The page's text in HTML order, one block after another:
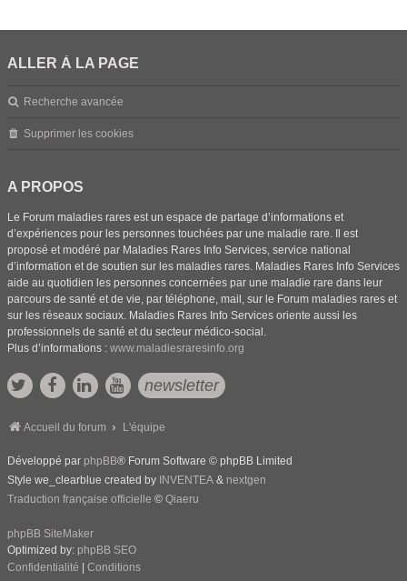
ALLER À LA PAGE
Recherche avancée
Supprimer les cookies
A PROPOS
Le Forum maladies rares est un espace de partage d’informations et
d’expériences pour les personnes touchées par une maladie rare. Il est
proposé et modéré par Maladies Rares Info Services, service national
d’information et de soutien sur les maladies rares. Maladies Rares Info Services
aide au quotidien les personnes concernées par une maladie rare dans leur
parcours de santé et de vie, par téléphone, mail, sur le Forum maladies rares et
sur les réseaux sociaux. Maladies Rares Info Services oriente aussi les
professionnels de santé et du secteur médico-social.
Plus d’informations : www.maladiesraresinfo.org
newsletter
Accueil du forum L'équipe
Développé par phpBB® Forum Software © phpBB Limited
Style we_clearblue created by INVENTEA & nextgen
Traduction française officielle © Qiaeru
phpBB SiteMaker
Optimized by: phpBB SEO
Confidentialité
Conditions